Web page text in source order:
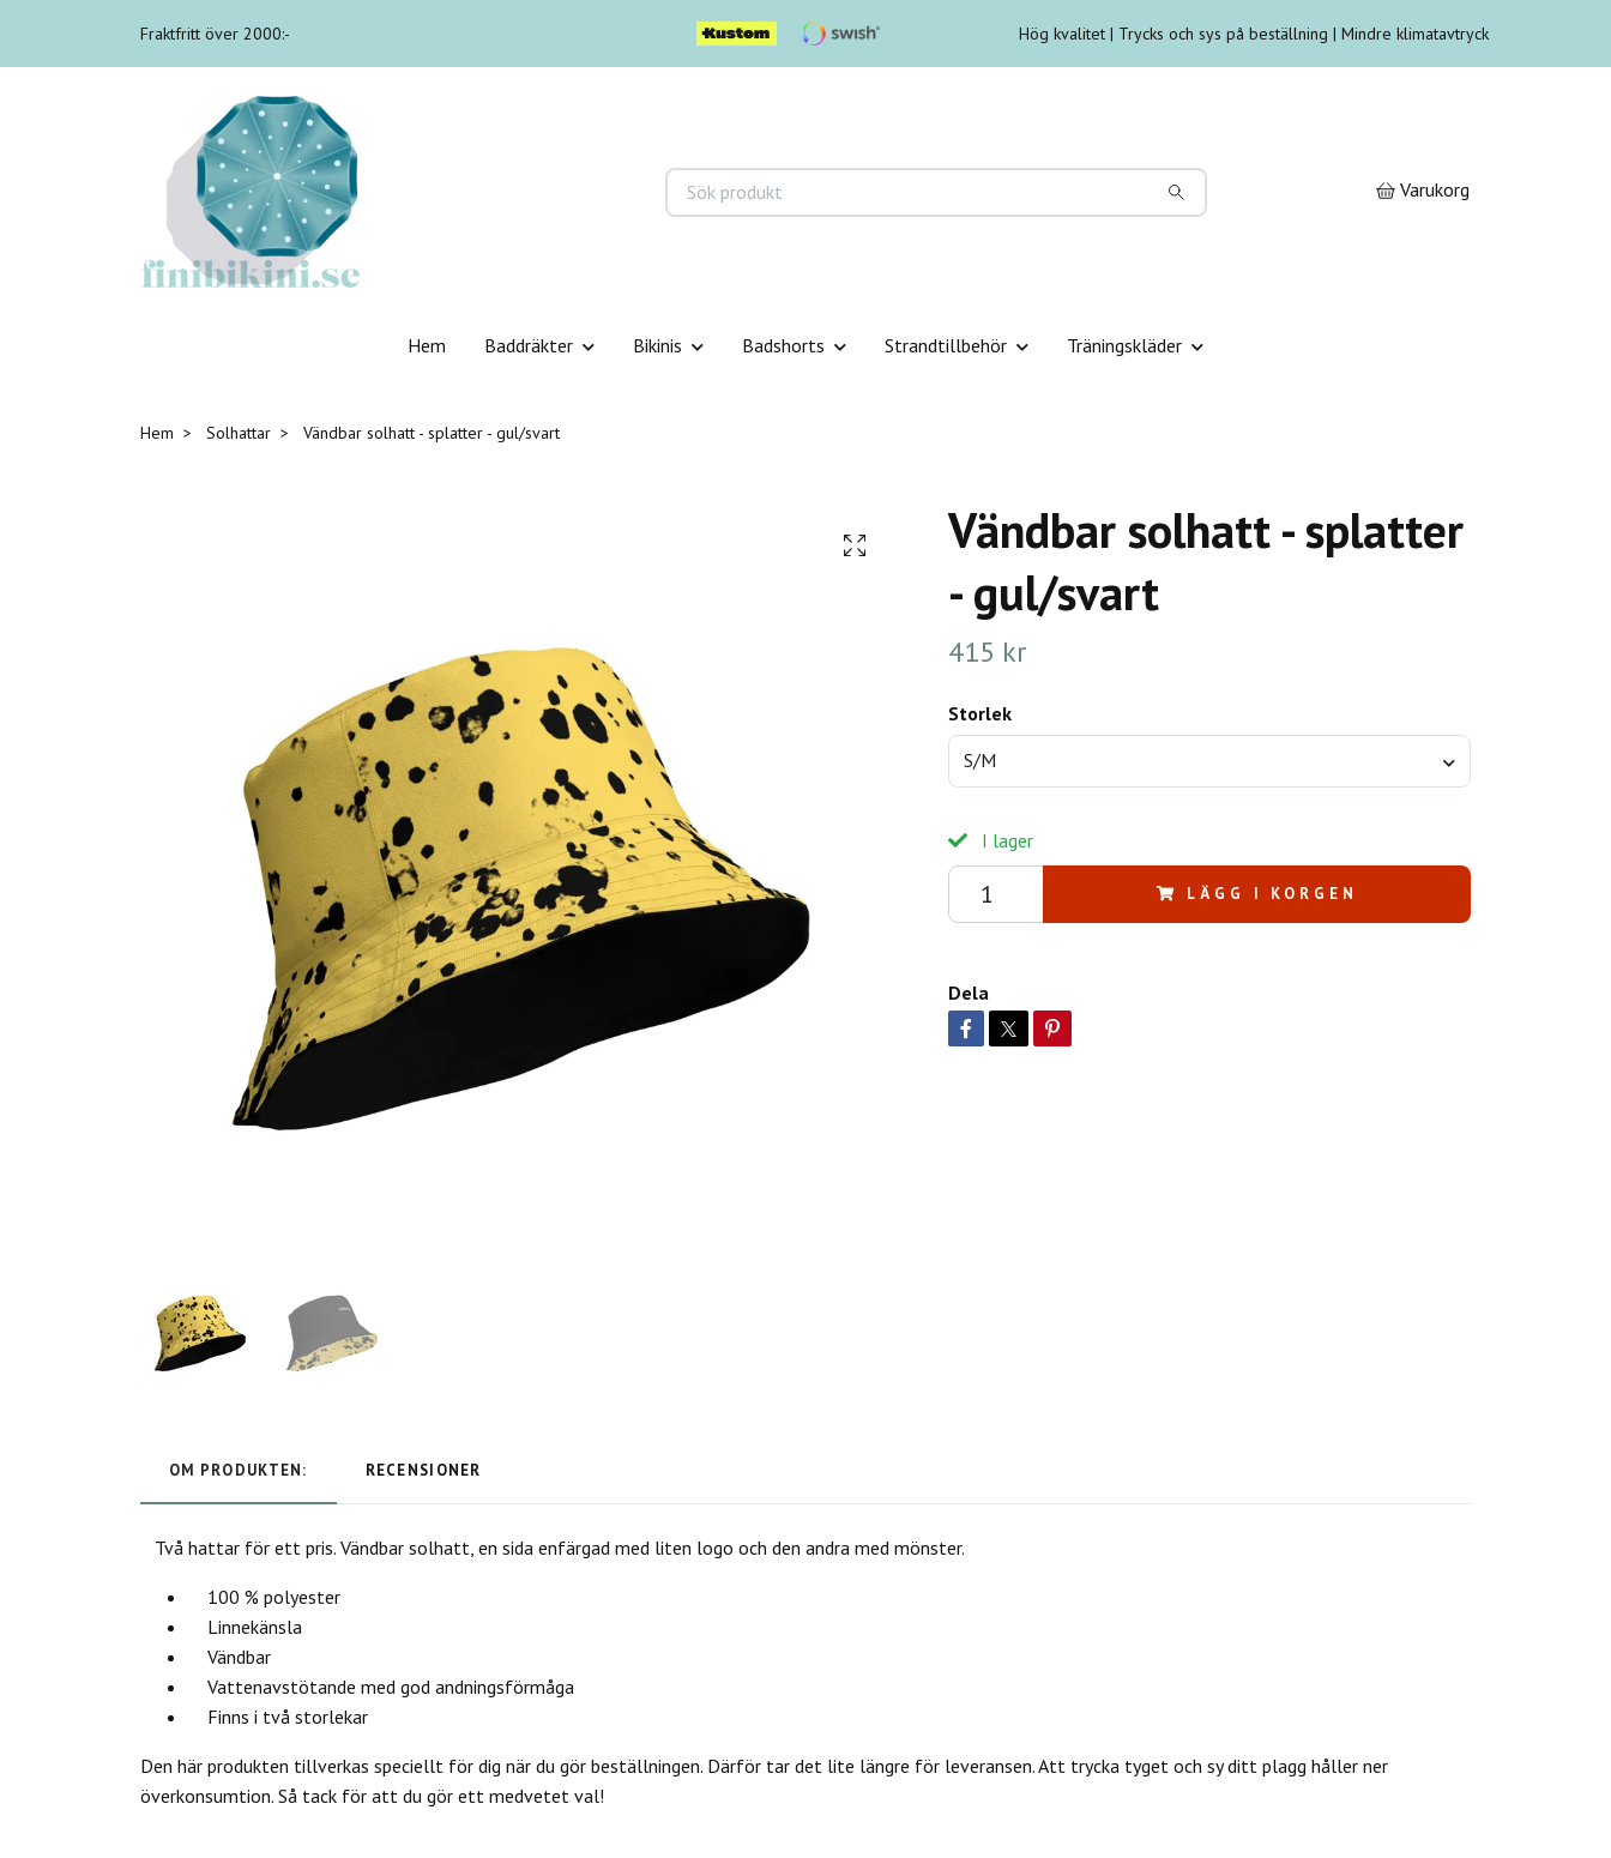
Fraktfritt över 2000:- Hög kvalitet | Trycks och sys på beställning | Mindre klimatavtryck
Varukorg
Hem Baddräkter Bikinis Badshorts Strandtillbehör Träningskläder
Hem Solhattar Vändbar solhatt - splatter - gul/svart
Vändbar solhatt - splatter
- gul/svart
415 kr
Storlek
S/M
I lager
LÄGG I KORGEN
Dela
OM PRODUKTEN: RECENSIONER
Två hattar för ett pris. Vändbar solhatt, en sida enfärgad med liten logo och den andra med mönster.
100 % polyester
Linnekänsla
Vändbar
Vattenavstötande med god andningsförmåga
Finns i två storlekar
Den här produkten tillverkas speciellt för dig när du gör beställningen. Därför tar det lite längre för leveransen. Att trycka tyget och sy ditt plagg håller ner
överkonsumtion. Så tack för att du gör ett medvetet val!